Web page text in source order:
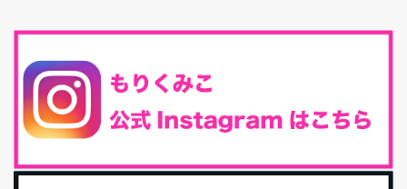
腸内環境を整えることは、健康維持の中でいっちばん大事！だと私
は思っています。 ヒトの免...
iHerb特大セール終了間近！みんな何買う？
最近お風呂上がりの炭酸水をシリカシリカにしているんだけど確か